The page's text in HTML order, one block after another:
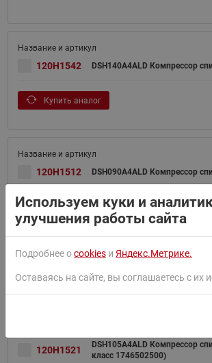
120H1542 DSH140A4ALD Компрессор
Купить аналог
120H1512 DSH090A4ALD Компрессор
120H1522 DSH105A4ALD Компрессор
120H1521
DSH105A4ALD Компрессор
класс 1746502500)
Используем куки и
улучшения работы сайта
Подробнее оcookies и Яндекс.Метрике.
Оставаясь на сайте, вы соглашаетесь с их